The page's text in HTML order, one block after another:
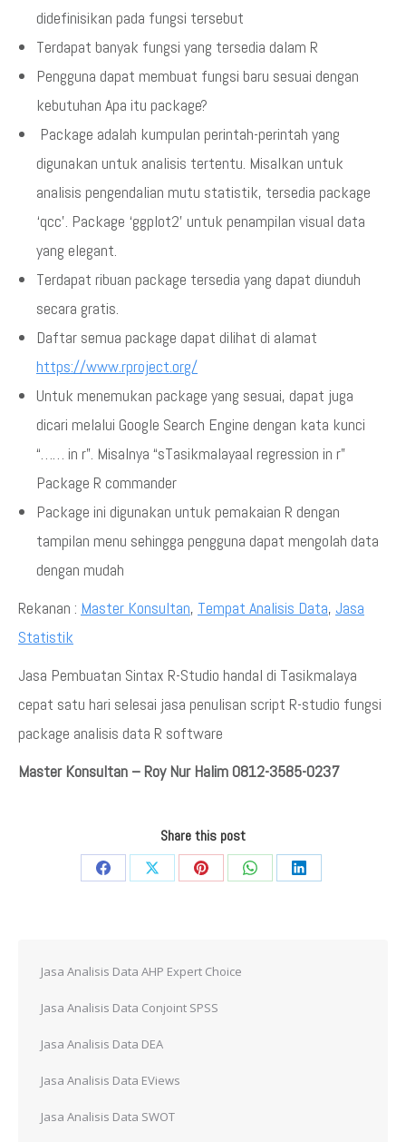
didefinisikan pada fungsi tersebut
Terdapat banyak fungsi yang tersedia dalam R
Pengguna dapat membuat fungsi baru sesuai dengan
kebutuhan Apa itu package?
Package adalah kumpulan perintah-perintah yang
digunakan untuk analisis tertentu. Misalkan untuk
analisis pengendalian mutu statistik, tersedia package
‘qcc’. Package ‘ggplot2’ untuk penampilan visual data
yang elegant.
Terdapat ribuan package tersedia yang dapat diunduh
secara gratis.
Daftar semua package dapat dilihat di alamat
https://www.rproject.org/
Untuk menemukan package yang sesuai, dapat juga
dicari melalui Google Search Engine dengan kata kunci
“…… in r”. Misalnya “sTasikmalayaal regression in r”
Package R commander
Package ini digunakan untuk pemakaian R dengan
tampilan menu sehingga pengguna dapat mengolah data
dengan mudah
Rekanan : Master Konsultan, Tempat Analisis Data, Jasa
Statistik
Jasa Pembuatan Sintax R-Studio handal di Tasikmalaya
cepat satu hari selesai jasa penulisan script R-studio fungsi
package analisis data R software
Master Konsultan – Roy Nur Halim 0812-3585-0237
Share this post
Share
Share
Share
Share
Share
Jasa Analisis Data AHP Expert Choice
Jasa Analisis Data Conjoint SPSS
Jasa Analisis Data DEA
Jasa Analisis Data EViews
Jasa Analisis Data SWOT